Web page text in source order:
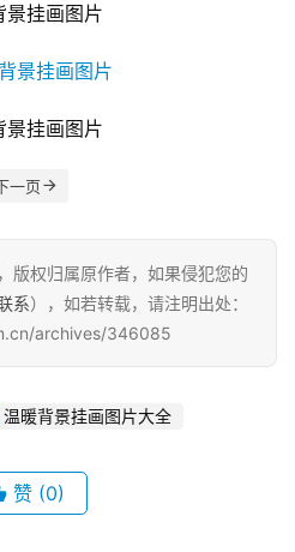
景挂画图片
景挂画图片
一页
版权归属原作者，如果侵犯您的
系），如若转载，请注明出处：
archives/346085
温暖背景挂画图片大全
赞 (0)